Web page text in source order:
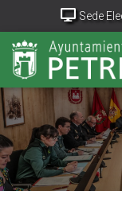
Sede
Portal